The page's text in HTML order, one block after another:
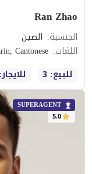
Ran Zhao
الجنسية: الصين
اللغات:
Cantonese
للبيع: 3
للايجار: 32
SUPERAGENT
5.0